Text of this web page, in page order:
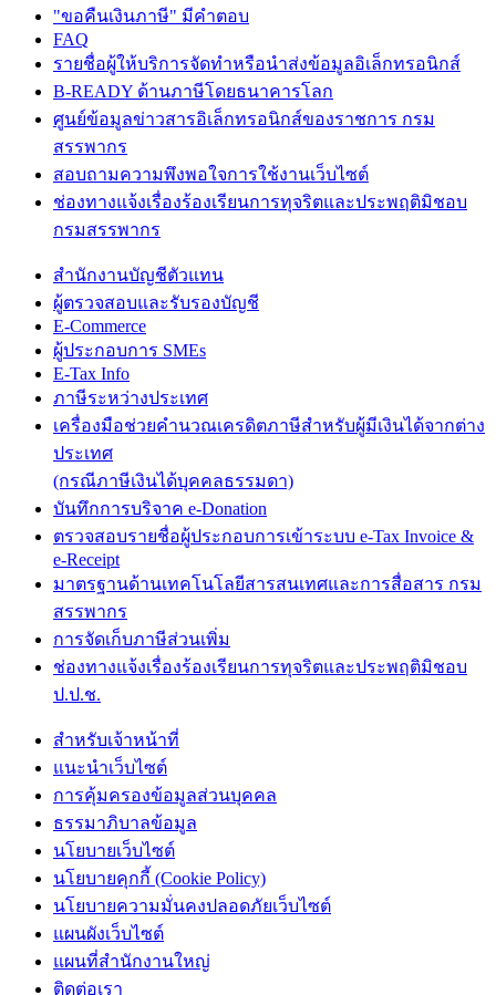
"ขอคืนเงินภาษี" มีคำตอบ
FAQ
รายชื่อผู้ให้บริการจัดทำหรือนำส่งข้อมูลอิเล็กทรอนิกส์
B-READY ด้านภาษีโดยธนาคารโลก
ศูนย์ข้อมูลข่าวสารอิเล็กทรอนิกส์ของราชการ กรม
สรรพากร
สอบถามความพึงพอใจการใช้งานเว็บไซต์
ช่องทางแจ้งเรื่องร้องเรียนการทุจริตและประพฤติมิชอบ
กรมสรรพากร
สำนักงานบัญชีตัวแทน
ผู้ตรวจสอบและรับรองบัญชี
E-Commerce
ผู้ประกอบการ SMEs
E-Tax Info
ภาษีระหว่างประเทศ
เครื่องมือช่วยคำนวณเครดิตภาษีสำหรับผู้มีเงินได้จากต่าง
ประเทศ
(กรณีภาษีเงินได้บุคคลธรรมดา)
บันทึกการบริจาค e-Donation
ตรวจสอบรายชื่อผู้ประกอบการเข้าระบบ e-Tax Invoice &
e-Receipt
มาตรฐานด้านเทคโนโลยีสารสนเทศและการสื่อสาร กรม
สรรพากร
การจัดเก็บภาษีส่วนเพิ่ม
ช่องทางแจ้งเรื่องร้องเรียนการทุจริตและประพฤติมิชอบ
ป.ป.ช.
สำหรับเจ้าหน้าที่
แนะนำเว็บไซต์
การคุ้มครองข้อมูลส่วนบุคคล
ธรรมาภิบาลข้อมูล
นโยบายเว็บไซต์
นโยบายคุกกี้ (Cookie Policy)
นโยบายความมั่นคงปลอดภัยเว็บไซต์
แผนผังเว็บไซต์
แผนที่สำนักงานใหญ่
ติดต่อเรา